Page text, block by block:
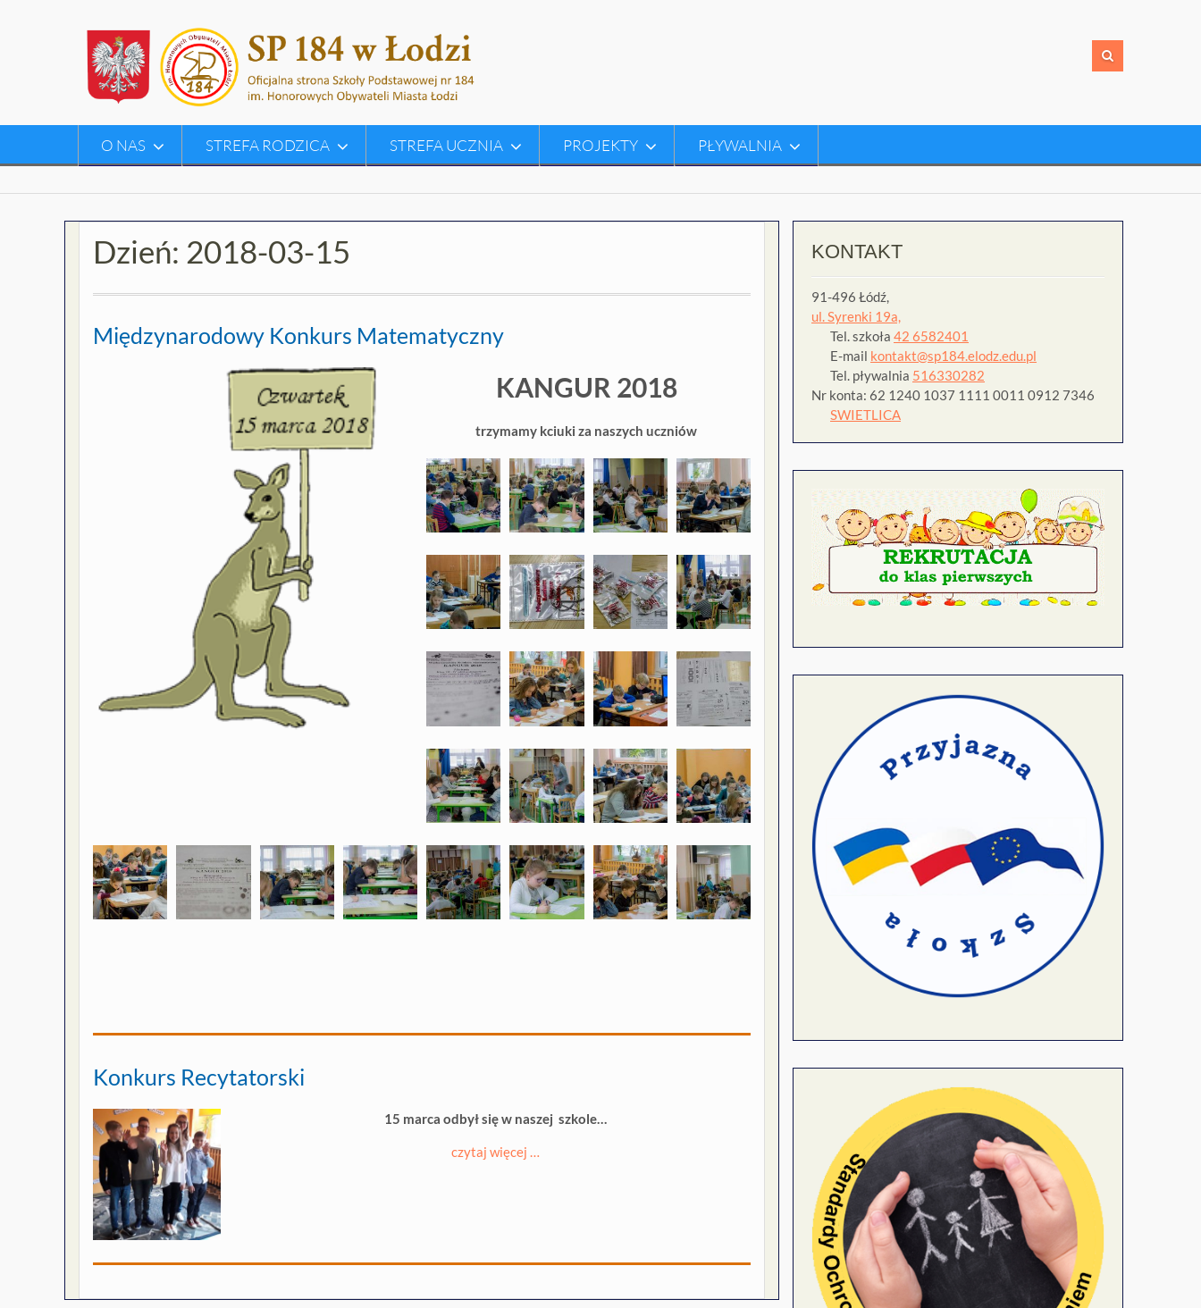
O NAS STREFA RODZICA STREFA UCZNIA PROJEKTY PŁYWALNIA
Dzień: 2018-03-15
Międzynarodowy Konkurs Matematyczny
KANGUR 2018
trzymamy kciuki za naszych uczniów
Konkurs Recytatorski
15 marca odbył się w naszej szkole…
czytaj więcej …
KONTAKT
91-496 Łódź,
ul. Syrenki 19a,
Tel. szkoła 42 6582401
E-mail kontakt@sp184.elodz.edu.pl
Tel. pływalnia 516330282
Nr konta: 62 1240 1037 1111 0011 0912 7346
SWIETLICA